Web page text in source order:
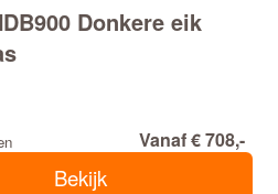
Donkere eik
Vanaf € 708,-
Bekijk